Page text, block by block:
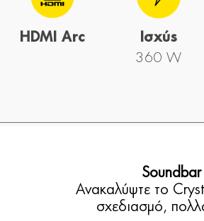
HDMI Arc
Ισχύς
360 W
Ανακαλύψτε το
σχεδιασμό,